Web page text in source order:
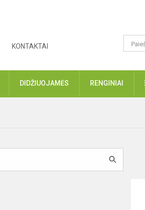
KONTAKTAI
DIDŽIUOJAMĖS RENGINIAI